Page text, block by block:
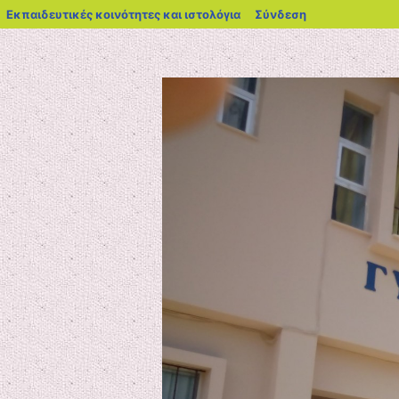
Εκπαιδευτικές κοινότητες και ιστολόγια blogs.sch.gr
Σύνδεση